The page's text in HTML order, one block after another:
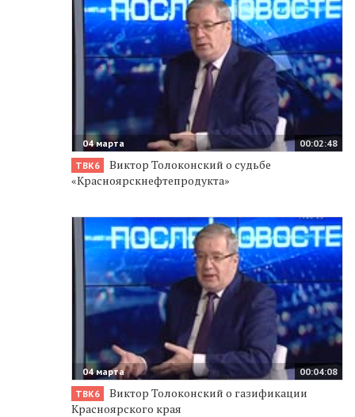
00:02:48
04 марта
ТВК6
Виктор Толоконский о судьбе
«Красноярскнефтепродукта»
00:04:08
04 марта
ТВК6
Виктор Толоконский о газификации
Красноярского края